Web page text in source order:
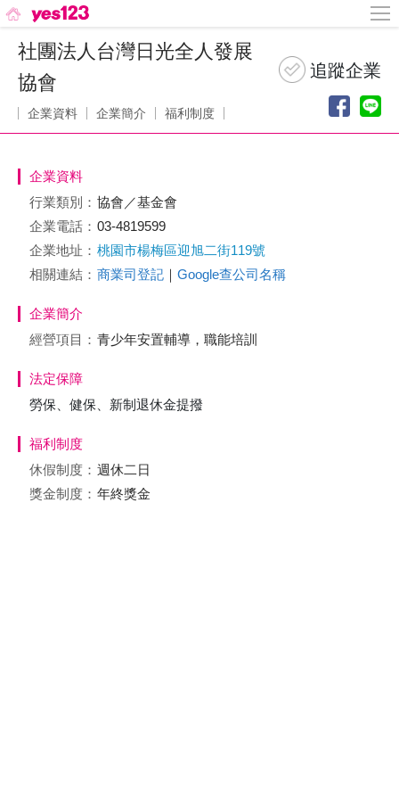
社團法人台灣日光全人發展
協會
企業資料 企業簡介 福利制度
企業資料
行業類別： 協會／基金會
企業電話： 03-4819599
企業地址： 桃園市楊梅區迎旭二街119號
相關連結： 商業司登記 ｜ Google查公司名稱
企業簡介
經營項目： 青少年安置輔導，職能培訓
法定保障
勞保、健保、新制退休金提撥
福利制度
休假制度： 週休二日
獎金制度： 年終獎金